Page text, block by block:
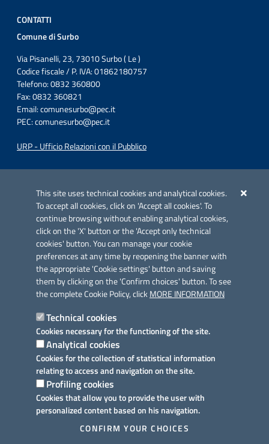
This site uses technical cookies and analytical cookies.
To accept all cookies, click on 'Accept all cookies'. To
continue browsing without enabling analytical cookies,
click on the 'X' button or the 'Accept only technical
cookies' button. You can manage your cookie
preferences at any time by reopening the banner with
the appropriate 'Cookie settings' button and saving
them by clicking on the 'Confirm choices' button. To see
the complete Cookie Policy, clickMORE INFORMATION
Technical cookies
Cookies necessary for the functioning of the site.
Analytical cookies
Cookies for the collection of statistical information
relating to access and navigation on the site.
Profiling cookies
Cookies that allow you to provide the user with
personalized content based on his navigation.
CONFIRM YOUR CHOICES
CONTATTI
Comune di Surbo
Via Pisanelli, 23, 73010 Surbo ( Le )
Codice fiscale / P. IVA: 01862180757
Telefono: 0832 360800
Fax: 0832 360821
Email:comunesurbo@pec.it
PEC:comunesurbo@pec.it
URP - Ufficio Relazioni con il Pubblico
Azione 2.3.
Link utili
Informativa privacy
Dichiarazione di accessibilità
Note legali
Domande frequenti
Richiesta assistenza
Prenotazione appuntamento